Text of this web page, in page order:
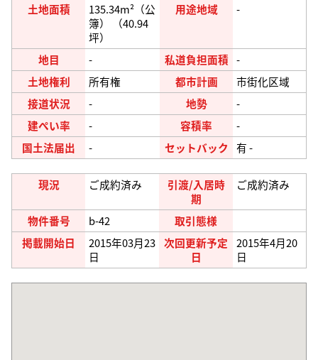
土地面積
135.34m²（公
簿） （40.94
坪）
用途地域 -
地目 - 私道負担面積 -
土地権利
所有権 都市計画
市街化区域
接道状況
- 地勢
-
建ぺい率
- 容積率
-
国土法届出
- セットバック 有 -
現況 ご成約済み
引渡/入居時
期
ご成約済み
物件番号 b-42
取引態様
掲載開始日
2015年03月23
日
次回更新予定
日
2015年4月20
日